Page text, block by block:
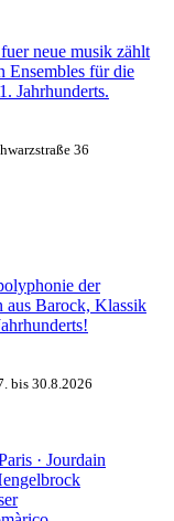
neue musik zählt
Ensembles für die
Jahrhunderts.
36
der
aus Barock, Klassik
bis 30.8.2026
· Jourdain